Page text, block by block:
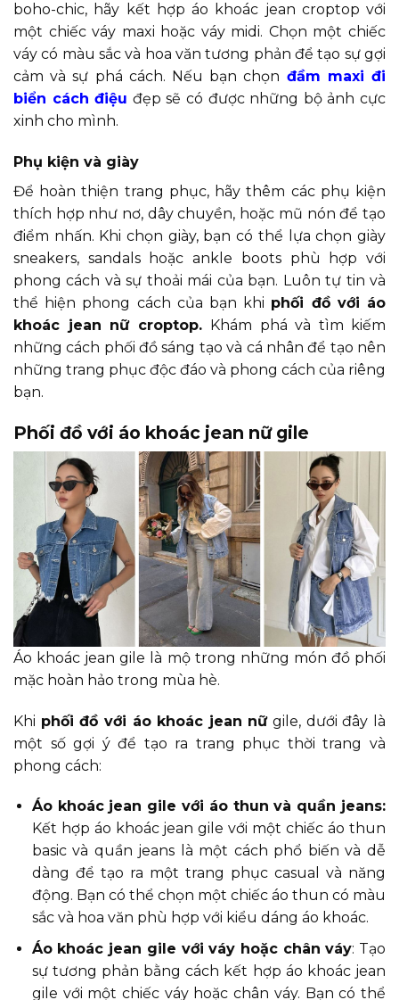
boho-chic, hãy kết hợp áo khoác jean croptop với
một chiếc váy maxi hoặc váy midi. Chọn một chiếc
váy có màu sắc và hoa văn tương phản để tạo sự gợi
cảm và sự phá cách. Nếu bạn chọn đầm maxi đi
biển cách điệu đẹp sẽ có được những bộ ảnh cực
xinh cho mình.
Phụ kiện và giày
Để hoàn thiện trang phục, hãy thêm các phụ kiện
thích hợp như nơ, dây chuyền, hoặc mũ nón để tạo
điểm nhấn. Khi chọn giày, bạn có thể lựa chọn giày
sneakers, sandals hoặc ankle boots phù hợp với
phong cách và sự thoải mái của bạn. Luôn tự tin và
thể hiện phong cách của bạn khi phối đồ với áo
khoác jean nữ croptop. Khám phá và tìm kiếm
những cách phối đồ sáng tạo và cá nhân để tạo nên
những trang phục độc đáo và phong cách của riêng
bạn.
Phối đồ với áo khoác jean nữ gile
Áo khoác jean gile là mộ trong những món đồ phối
mặc hoàn hảo trong mùa hè.
Khi phối đồ với áo khoác jean nữgile, dưới đây là
một số gợi ý để tạo ra trang phục thời trang và
phong cách:
Áo khoác jean gile với áo thun và quần jeans:
Kết hợp áo khoác jean gile với một chiếc áo thun
basic và quần jeans là một cách phổ biến và dễ
dàng để tạo ra một trang phục casual và năng
động. Bạn có thể chọn một chiếc áo thun có màu
sắc và hoa văn phù hợp với kiểu dáng áo khoác.
Áo khoác jean gile với váy hoặc chân váy: Tạo
sự tương phản bằng cách kết hợp áo khoác jean
gile với một chiếc váy hoặc chân váy. Bạn có thể